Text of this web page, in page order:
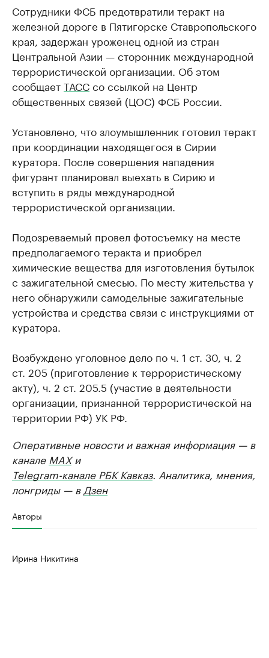
Сотрудники ФСБ предотвратили теракт на
железной дороге в Пятигорске Ставропольского
края, задержан уроженец одной из стран
Центральной Азии — сторонник международной
террористической организации. Об этом
сообщаетТАССсо ссылкой на Центр
общественных связей (ЦОС) ФСБ России.
Установлено, что злоумышленник готовил теракт
при координации находящегося в Сирии
куратора. После совершения нападения
фигурант планировал выехать в Сирию и
вступить в ряды международной
террористической организации.
Подозреваемый провел фотосъемку на месте
предполагаемого теракта и приобрел
химические вещества для изготовления бутылок
с зажигательной смесью. По месту жительства у
него обнаружили самодельные зажигательные
устройства и средства связи с инструкциями от
куратора.
Возбуждено уголовное дело по ч. 1 ст. 30, ч. 2
ст. 205 (приготовление к террористическому
акту), ч. 2 ст. 205.5 (участие в деятельности
организации, признанной террористической на
территории РФ) УК РФ.
Оперативные новости и важная информация — в
канале MAXи
Telegram-канале РБК Кавказ. Аналитика, мнения,
лонгриды — в Дзен
Авторы
Ирина Никитина